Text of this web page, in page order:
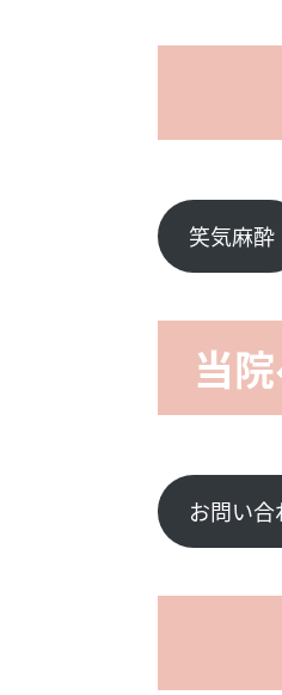
笑気麻酔
当
お問い